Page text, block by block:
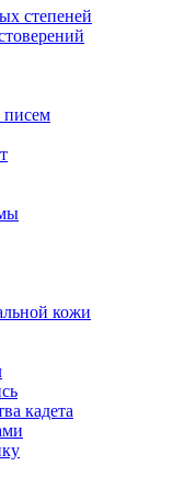
степеней
писем
кожи
кадета